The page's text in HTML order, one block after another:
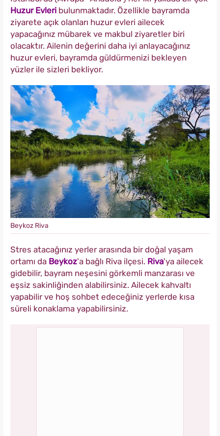
Huzur Evleri bulunmaktadır. Özellikle bayramda
ziyarete açık olanları huzur evleri ailecek
yapacağınız mübarek ve makbul ziyaretler biri
olacaktır. Ailenin değerini daha iyi anlayacağınız
huzur evleri, bayramda güldürmenizi bekleyen
yüzler ile sizleri bekliyor.
Beykoz Riva
Stres atacağınız yerler arasında bir doğal yaşam
ortamı da Beykoz'a bağlı Riva ilçesi. Riva'ya ailecek
gidebilir, bayram neşesini görkemli manzarası ve
eşsiz sakinliğinden alabilirsiniz. Ailecek kahvaltı
yapabilir ve hoş sohbet edeceğiniz yerlerde kısa
süreli konaklama yapabilirsiniz.